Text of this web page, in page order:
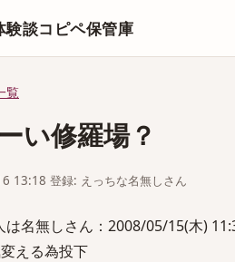
験談コピペ保管庫
覧
い修羅場？
13:18 登録: えっちな名無しさん
は名無しさん：2008/05/15(木)
える為投下